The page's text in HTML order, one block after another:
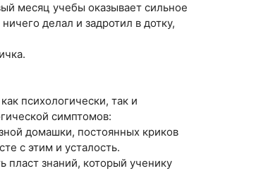
месяц учебы оказывает сильное
делал и задротил в дотку,
психологически, так и
симптомов:
домашки, постоянных криков
с этим и усталость.
пласт знаний, который ученику